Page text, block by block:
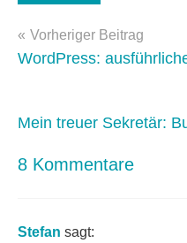
3.3
Beitragsnavigation
Vorheriger Beitrag
WordPress:
Mein treuer Sekretär:
8 Kommentare
Stefan sagt: